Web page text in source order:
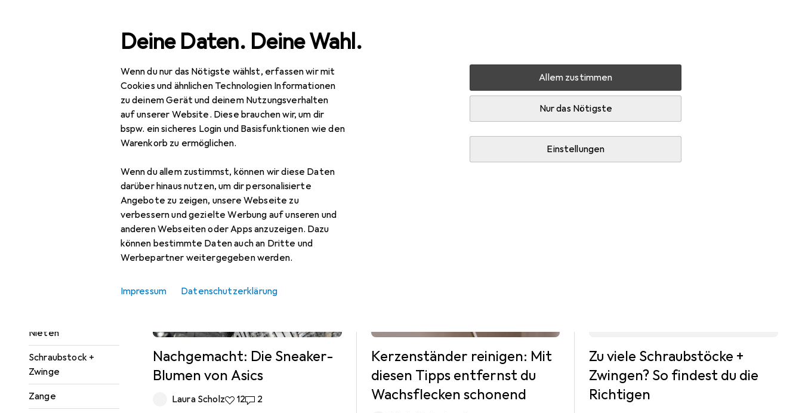
Deine Daten. Deine Wahl.
Wenn du nur das Nötigste wählst, erfassen wir mit
Cookies und ähnlichen Technologien Informationen
zu deinem Gerät und deinem Nutzungsverhalten
auf unserer Website. Diese brauchen wir, um dir
bspw. ein sicheres Login und Basisfunktionen wie den
Warenkorb zu ermöglichen.
Wenn du allem zustimmst, können wir diese Daten
darüber hinaus nutzen, um dir personalisierte
Angebote zu zeigen, unsere Webseite zu
verbessern und gezielte Werbung auf unseren und
anderen Webseiten oder Apps anzuzeigen. Dazu
können bestimmte Daten auch an Dritte und
Werbepartner weitergegeben werden.
Allem zustimmen
Nur das Nötigste
Einstellungen
Impressum Datenschutzerklärung
Navigation nach Kategorien
Nieten
Schraubstock +
Zwinge
Zange
Gesamtsortiment Baumarkt + Garten Hilfswerkzeuge
Hilfswerkzeuge
Ratgeber
Nachgemacht: Die Sneaker-
Blumen von Asics
Laura Scholz12 Likes
122 Kommentare
2
Kerzenständer reinigen: Mit
diesen Tipps entfernst du
Wachsflecken schonend
Zu viele Schraubstöcke +
Zwingen? So findest du die
Richtigen